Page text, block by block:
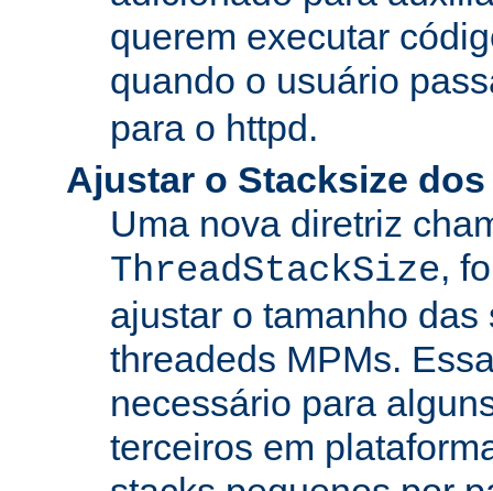
querem executar
quando o usuário
para o httpd.
Ajustar o Stacksize
Uma nova diretriz
ThreadStackSize,
ajustar o tamanho
threadeds MPMs.
necessário para
terceiros em